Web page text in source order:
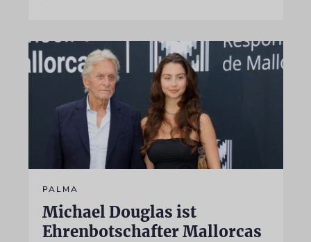
PALMA
Michael Douglas ist
Ehrenbotschafter Mallorcas